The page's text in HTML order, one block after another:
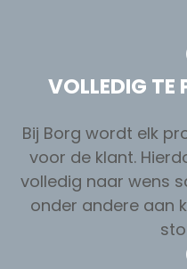
VOLLEDIG TE
Bij Borg wordt elk
voor de klant.
volledig naar wens
onder andere aan